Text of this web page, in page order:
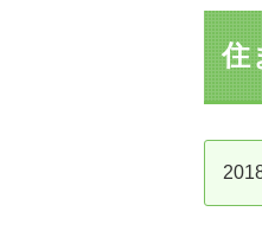
買い替えサ
不動産の相
売却の流れ（
住宅ロー
リニュアル仲
資産価値
住